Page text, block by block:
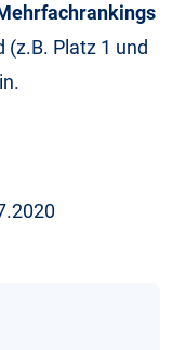
Platz 1 und